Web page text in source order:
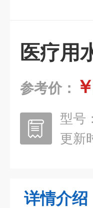
医疗用
参考价： ￥
型号：
更新
详情介绍